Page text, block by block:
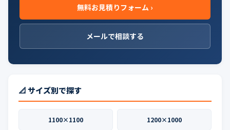
無料お見積りフォーム ›
メールで相談する
📐 サイズ別で探す
1100×1100 1200×1000